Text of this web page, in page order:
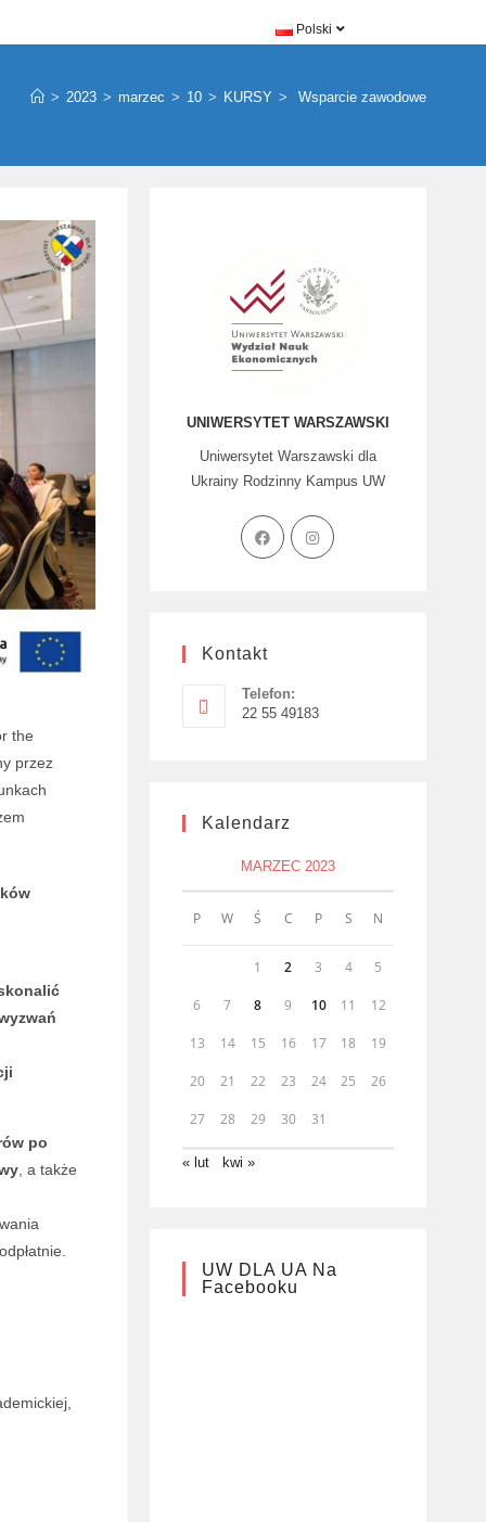
Polski
> 2023 > marzec > 10 > KURSY > Wsparcie zawodowe
the
przez
po
, a także
UNIWERSYTET WARSZAWSKI
Uniwersytet Warszawski dla
Ukrainy Rodzinny Kampus UW
Kontakt
Telefon:
22 55 49183
Kalendarz
MARZEC 2023
P W Ś C P S N
1 2 3 4 5
6 7 8 9 10 11 12
13 14 15 16 17 18 19
20 21 22 23 24 25 26
27 28 29 30 31
« lut kwi »
UW DLA UA Na
Facebooku